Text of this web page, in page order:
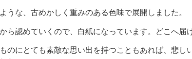
うな、古めかしく重みのある色味で展開しました。
ら認めていくので、白紙になっています。どこへ届
のにとても素敵な思い出を持つこともあれば、悲